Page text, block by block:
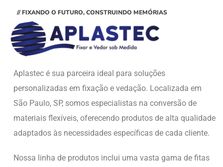
// FIXANDO O FUTURO, CONSTRUINDO MEMÓRIAS
Aplastec é sua parceira ideal para soluções
personalizadas em fixação e vedação. Localizada em
São Paulo, SP, somos especialistas na conversão de
materiais flexíveis, oferecendo produtos de alta qualidade
adaptados às necessidades específicas de cada cliente.
Nossa linha de produtos inclui uma vasta gama de fitas